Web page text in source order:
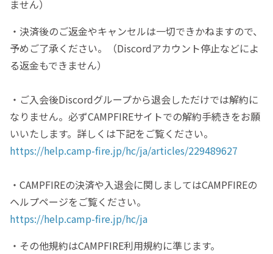
ません）
・決済後のご返金やキャンセルは一切できかねますので、
予めご了承ください。（Discordアカウント停止などによ
る返金もできません）
・ご入会後Discordグループから退会しただけでは解約に
なりません。必ずCAMPFIREサイトでの解約手続きをお願
いいたします。詳しくは下記をご覧ください。
https://help.camp-fire.jp/hc/ja/articles/229489627
・CAMPFIREの決済や入退会に関しましてはCAMPFIREの
ヘルプページをご覧ください。
https://help.camp-fire.jp/hc/ja
・その他規約はCAMPFIRE利用規約に準じます。